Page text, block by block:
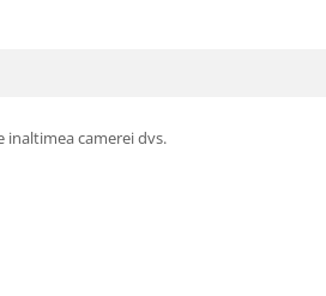
inaltimea camerei dvs.